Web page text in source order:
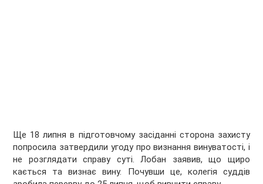
Ще 18 липня в підготовчому засіданні сторона захисту
попросила затвердили угоду про визнання винуватості, і
не розглядати справу суті. Лобан заявив, що щиро
кається та визнає вину. Почувши це, колегія суддів